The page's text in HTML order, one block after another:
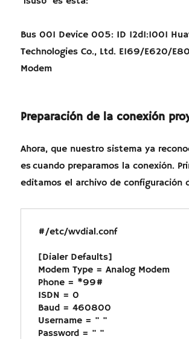
Bus 001 Device 005: ID 12d1:1001
Technologies Co., Ltd. E169/E620/
Modem
Preparación de la conexión
Ahora, que nuestro sistema ya
es cuando preparamos la conexión.
editamos el archivo de configuración
#/etc/wvdial.conf
[Dialer Defaults]
Modem Type = Analog Modem
Phone = *99#
ISDN = 0
Baud = 460800
Username = " "
Password = " "